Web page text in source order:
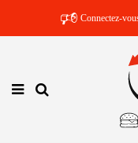
🕫 Connectez-
🕫Connectez-